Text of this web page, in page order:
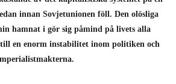
innan Sovjetunionen föll. Den olösliga
hamnat i gör sig påmind på livets alla
en enorm instabilitet inom politiken och